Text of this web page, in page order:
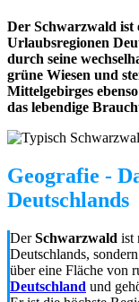
Der Schwarzwald ist
Urlaubsregionen
durch seine
grüne Wiesen und
Mittelgebirges
das lebendige
Geografie -
Deutschlands
DerSchwarzwald ist
Deutschlands,
über eine Fläche von
Deutschland und